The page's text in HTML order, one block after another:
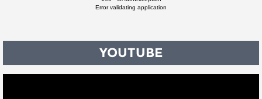
Error validating application
YOUTUBE